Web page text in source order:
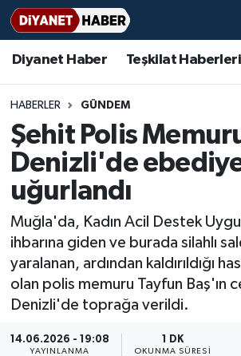
Diyanet Haber Teşkilat Haberleri
HABERLER GÜNDEM
Şehit Polis
Denizli'de
uğurlandı
Muğla'da, Kadın Acil Destek
ihbarına giden ve burada silahlı
yaralanan, ardından kaldırıldığı
olan polis memuru Tayfun Baş'ın
Denizli'de toprağa verildi.
14.06.2026 - 19:08
YAYINLANMA
1 DK
OKUNMA SÜRESI
Diyanet Haber
Teşkilat Haberleri
Adana Müftülüğü
Adıyaman Müftülüğü
Afyonkarahisar Müftülüğü
Ağrı Müftülüğü
Aksaray Müftülüğü
Amasya Müftülüğü
Ankara Müftülüğü
Antalya Müftülüğü
Gündem
#Keşfet
Bir Ayet
Bir Hikaye
Biyografiler
Dini kavramlar
Diyanet Bilgi
Diyanet Takvimi
Dualar
Hadislerle İslam
Basında Bugün
DİYANET eKİTAP
Diyanet Dergi
Aile Dergisi
Aylık Dergi
TDV
İmam Hatip Okulları
Başmakale
Hadis-i Şerifler
Hayat Okumaları
Nöbetçi Eczaneler
Hava Durumu
Ankara Namaz Vakitleri
Trafik Durumu
Süper Lig Puan Durumu ve
Tüm Manşetler
Son Dakika Haberleri
Haber Arşivi